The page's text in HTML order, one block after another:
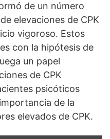
de un número
elevaciones de CPK
vigoroso. Estos
con la hipótesis de
un papel
de CPK
psicóticos
de la
elevados de CPK.